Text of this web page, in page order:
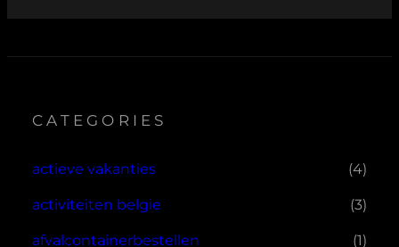
CATEGORIES
actieve vakanties (4)
activiteiten belgie (3)
afvalcontainerbestellen (1)